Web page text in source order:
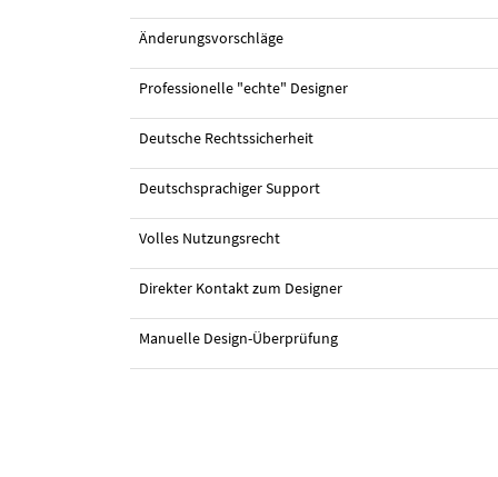
#27 Logo-Design von
Änderungsvorschläge
Professionelle "echte" Designer
Deutsche Rechtssicherheit
Deutschsprachiger Support
Volles Nutzungsrecht
Direkter Kontakt zum Designer
Manuelle Design-Überprüfung